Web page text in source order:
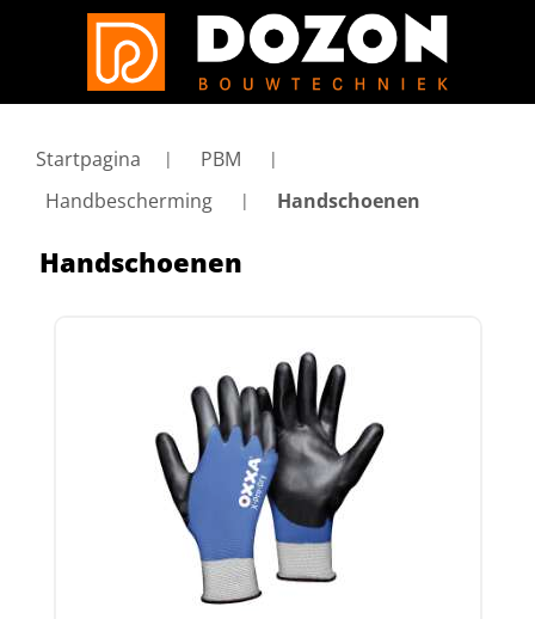
Startpagina
PBM
Handbescherming
Handschoenen
Handschoenen